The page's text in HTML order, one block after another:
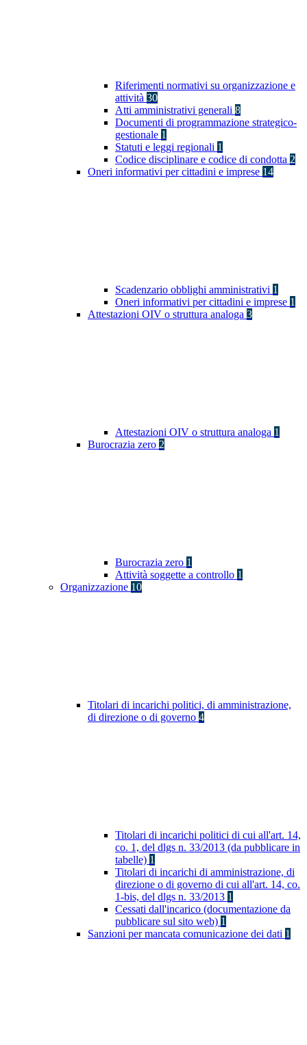
Riferimenti normativi su organizzazione e
attività 30
Atti amministrativi generali 8
Documenti di programmazione strategico-
gestionale 1
Statuti e leggi regionali 1
Codice disciplinare e codice di condotta 2
Oneri informativi per cittadini e imprese 14
Scadenzario obblighi amministrativi 1
Oneri informativi per cittadini e imprese 1
Attestazioni OIV o struttura analoga 3
Attestazioni OIV o struttura analoga 1
Burocrazia zero 2
Burocrazia zero 1
Attività soggette a controllo 1
Organizzazione 10
Titolari di incarichi politici, di amministrazione,
di direzione o di governo 4
Titolari di incarichi politici di cui all'art. 14,
co. 1, del dlgs n. 33/2013 (da pubblicare in
tabelle) 1
Titolari di incarichi di amministrazione, di
direzione o di governo di cui all'art. 14, co.
1-bis, del dlgs n. 33/2013 1
Cessati dall'incarico (documentazione da
pubblicare sul sito web) 1
Sanzioni per mancata comunicazione dei dati 1